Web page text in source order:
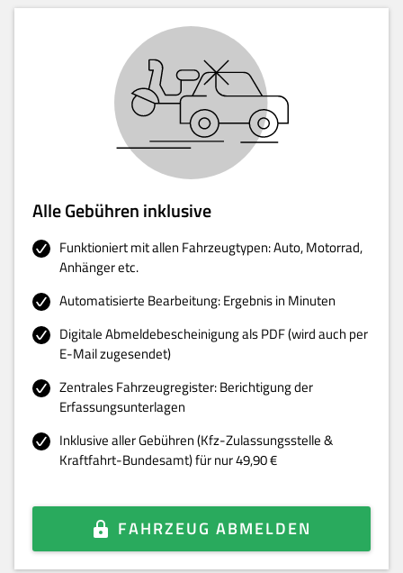
Alle Gebühren inklusive
Funktioniert mit allen Fahrzeugtypen: Auto, Motorrad,
Anhänger etc.
Automatisierte Bearbeitung: Ergebnis in Minuten
Digitale Abmeldebescheinigung als PDF (wird auch per
E-Mail zugesendet)
Zentrales Fahrzeugregister: Berichtigung der
Erfassungsunterlagen
Inklusive aller Gebühren (Kfz-Zulassungsstelle &
Kraftfahrt-Bundesamt) für nur 49,90 €
FAHRZEUG ABMELDEN